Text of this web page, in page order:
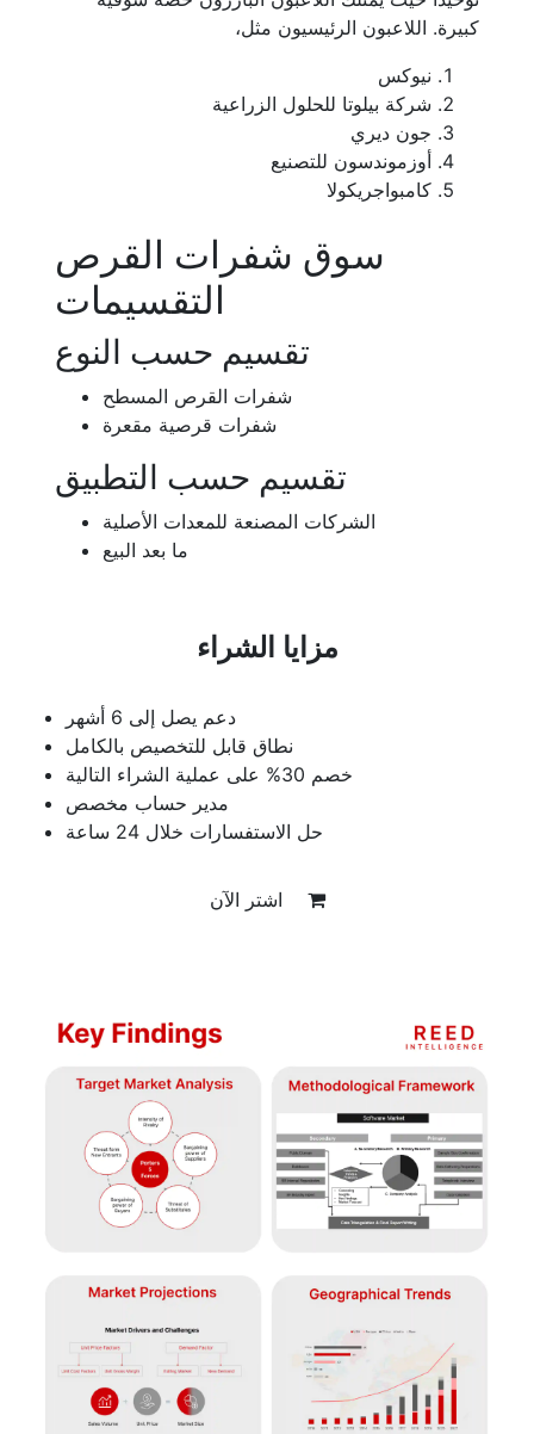
كبيرة. اللاعبون الرئيسيون مثل،
نيوكس
شركة بيلوتا للحلول الزراعية
جون ديري
أوزموندسون للتصنيع
كامبواجريكولا
سوق شفرات القرص
التقسيمات
تقسيم حسب النوع
شفرات القرص المسطح
شفرات قرصية مقعرة
تقسيم حسب التطبيق
الشركات المصنعة للمعدات الأصلية
ما بعد البيع
مزايا الشراء
دعم يصل إلى 6 أشهر
نطاق قابل للتخصيص بالكامل
خصم 30% على عملية الشراء التالية
مدير حساب مخصص
حل الاستفسارات خلال 24 ساعة